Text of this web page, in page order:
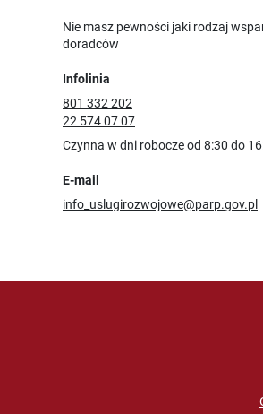
Nie masz pewności jaki rodzaj
doradców
Infolinia
801 332 202
22 574 07 07
Czynna w dni robocze od 8:30 do
E-mail
info_uslugirozwojowe@parp.gov.pl